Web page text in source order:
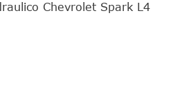
Chevrolet Spark L4